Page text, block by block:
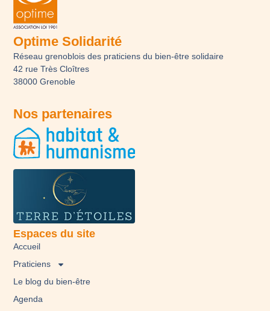
Optime Solidarité
Réseau grenoblois des praticiens du bien-être solidaire
42 rue Très Cloîtres
38000 Grenoble
Nos partenaires
Espaces du site
Accueil
Praticiens
Le blog du bien-être
Agenda